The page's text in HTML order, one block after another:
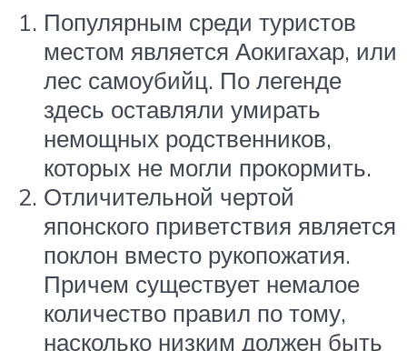
Популярным среди туристов
местом является Аокигахар, или
лес самоубийц. По легенде
здесь оставляли умирать
немощных родственников,
которых не могли прокормить.
Отличительной чертой
японского приветствия является
поклон вместо рукопожатия.
Причем существует немалое
количество правил по тому,
насколько низким должен быть